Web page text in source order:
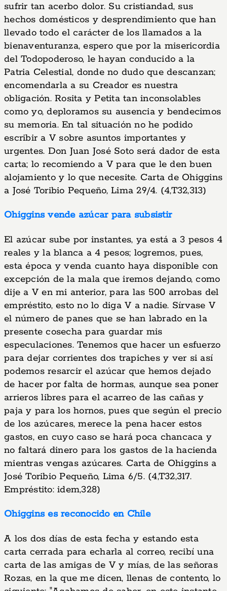
sufrir tan acerbo dolor. Su cristiandad, sus
hechos domésticos y desprendimiento que han
llevado todo el carácter de los llamados a la
bienaventuranza, espero que por la misericordia
del Todopoderoso, le hayan conducido a la
Patria Celestial, donde no dudo que descanzan;
encomendarla a su Creador es nuestra
obligación. Rosita y Petita tan inconsolables
como yo, deploramos su ausencia y bendecimos
su memoria. En tal situación no he podido
escribir a V sobre asuntos importantes y
urgentes. Don Juan José Soto será dador de esta
carta; lo recomiendo a V para que le den buen
alojamiento y lo que necesite. Carta de Ohiggins
a José Toribio Pequeño, Lima 29/4. (4,T32,313)
Ohiggins vende azúcar para subsistir
El azúcar sube por instantes, ya está a 3 pesos 4
reales y la blanca a 4 pesos; logremos, pues,
esta época y venda cuanto haya disponible con
excepción de la mala que iremos dejando, como
dije a V en mi anterior, para las 500 arrobas del
empréstito, esto no lo diga V a nadie. Sírvase V
el número de panes que se han labrado en la
presente cosecha para guardar mis
especulaciones. Tenemos que hacer un esfuerzo
para dejar corrientes dos trapiches y ver si así
podemos resarcir el azúcar que hemos dejado
de hacer por falta de hormas, aunque sea poner
arrieros libres para el acarreo de las cañas y
paja y para los hornos, pues que según el precio
de los azúcares, merece la pena hacer estos
gastos, en cuyo caso se hará poca chancaca y
no faltará dinero para los gastos de la hacienda
mientras vengas azúcares. Carta de Ohiggins a
José Toribio Pequeño, Lima 6/5. (4,T32,317.
Empréstito: idem,328)
Ohiggins es reconocido en Chile
A los dos días de esta fecha y estando esta
carta cerrada para echarla al correo, recibí una
carta de las amigas de V y mías, de las señoras
Rozas, en la que me dicen, llenas de contento, lo